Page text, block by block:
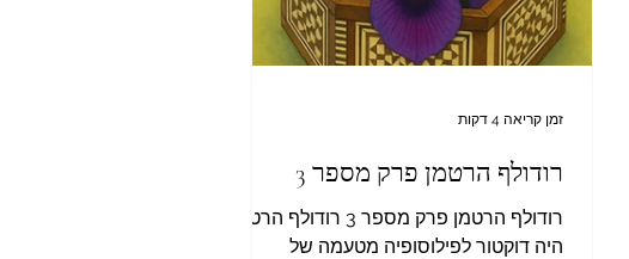
רודולף הרטמן פרק מספר 3
רודולף הרטמן פרק מספר 3 רודולף הרטמן,
היה דוקטור לפילוסופיה מטעמה של
זמן קריאה 4 דקות